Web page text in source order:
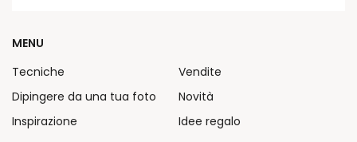
MENU
Tecniche
Dipingere da una tua foto
Inspirazione
Vendite
Novità
Idee regalo